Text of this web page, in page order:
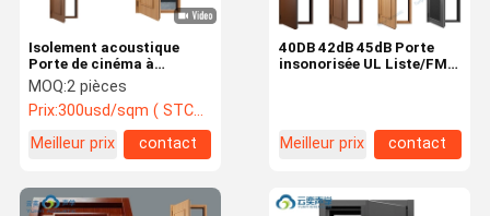
Isolement acoustique
Porte de cinéma à
domicile Porte d'hôtel
personnalisée Porte de
chambre insonorisée
MOQ:2 pièces
Prix:300usd/sqm ( STC≥30~35dB) , 357usd/sqm (STC 35~39dB) , 428.5usd/sqm (STC≥ ‌40~45dB)
Meilleur prix
contact
40DB 42dB 45dB Porte
insonorisée UL Liste/FM
Meilleur prix contact